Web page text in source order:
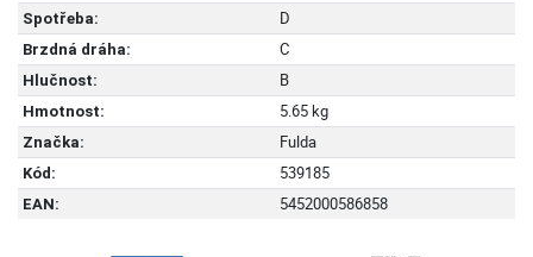
Spotřeba: D
Brzdná dráha: C
Hlučnost: B
Hmotnost: 5.65 kg
Značka: Fulda
Kód: 539185
EAN: 5452000586858